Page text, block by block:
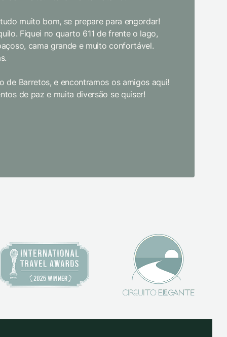
muito bom, se prepare para engordar!
Fiquei no quarto 611 de frente o lago,
cama grande e muito confortável.
de Barretos, e encontramos os amigos aqui!
de paz e muita diversão se quiser!